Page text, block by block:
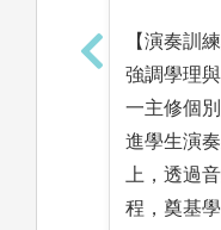
【演奏訓
強調學理
一主修個
進學生演
上，透過
程，奠基